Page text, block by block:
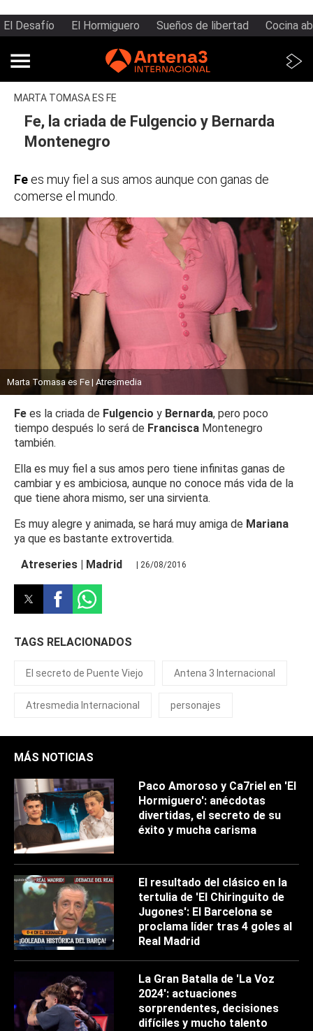
El Desafío El Hormiguero Sueños de libertad Cocina
MARTA TOMASA ES FE
Fe, la criada de Fulgencio y Bernarda
Montenegro
Fe es muy fiel a sus amos aunque con ganas de
comerse el mundo.
Marta Tomasa es Fe | Atresmedia
Fe es la criada de Fulgencio y Bernarda, pero poco
tiempo después lo será de Francisca Montenegro
también.
Ella es muy fiel a sus amos pero tiene infinitas ganas de
cambiar y es ambiciosa, aunque no conoce más vida de la
que tiene ahora mismo, ser una sirvienta.
Es muy alegre y animada, se hará muy amiga de Mariana
ya que es bastante extrovertida.
Atreseries | Madrid
| 26/08/2016
TAGS RELACIONADOS
El secreto de Puente Viejo Antena 3 Internacional
Atresmedia Internacional personajes
MÁS NOTICIAS
Paco Amoroso y Ca7riel en 'El
Hormiguero': anécdotas
divertidas, el secreto de su
éxito y mucha carisma
El resultado del clásico en la
tertulia de 'El Chiringuito de
Jugones': El Barcelona se
proclama líder tras 4 goles al
Real Madrid
La Gran Batalla de 'La Voz
2024': actuaciones
sorprendentes, decisiones
difíciles y mucho talento